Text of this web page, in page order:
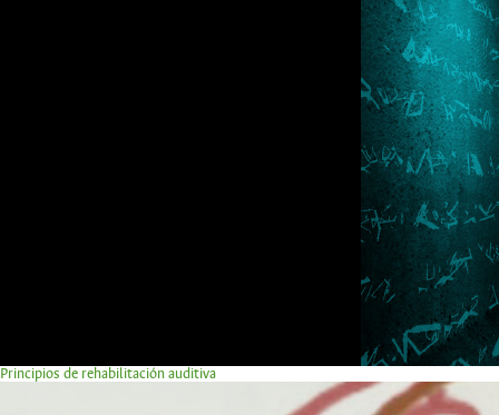
Principios de rehabilitación auditiva